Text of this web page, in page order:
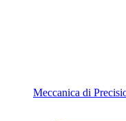
Meccanica di